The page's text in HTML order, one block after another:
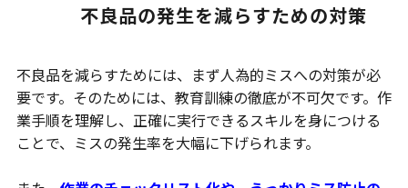
不良品の発生を減らすための対策
不良品を減らすためには、まず人為的ミスへの対策が必
要です。そのためには、教育訓練の徹底が不可欠です。作
業手順を理解し、正確に実行できるスキルを身につける
ことで、ミスの発生率を大幅に下げられます。